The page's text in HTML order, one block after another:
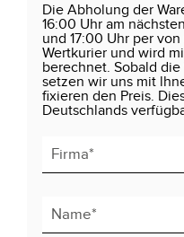
Die Abholung der
16:00 Uhr am
und 17:00 Uhr per
Wertkurier und wird
berechnet. Sobald
setzen wir uns mit
fixieren den Preis.
Deutschlands